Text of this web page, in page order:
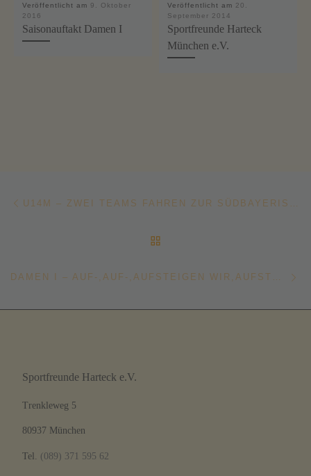
Veröffentlicht am 9. Oktober
2016
Saisonauftakt Damen I
Veröffentlicht am 20.
September 2014
Sportfreunde Harteck
München e.V.
Beitragsnavigation
DAMEN I – AUF-,AUF-,AUFSTEIGEN WIR,AUFSTEIGEN WIR!!!!
Sportfreunde Harteck e.V.
Trenkleweg 5
80937 München
Tel. (089) 371 595 62